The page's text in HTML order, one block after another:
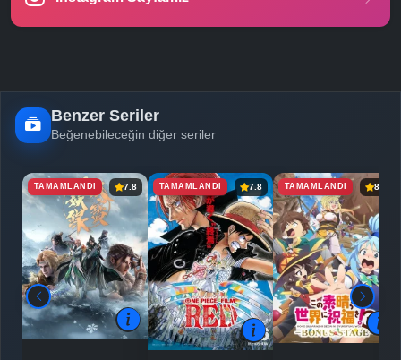
Benzer Seriler
Beğenebileceğin diğer seriler
TAMAMLANDI 7.8 TAMAMLANDI 7.8 TAMAMLANDI 8.2